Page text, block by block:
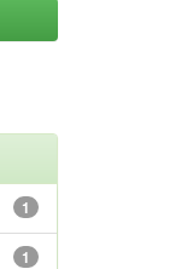
1
1